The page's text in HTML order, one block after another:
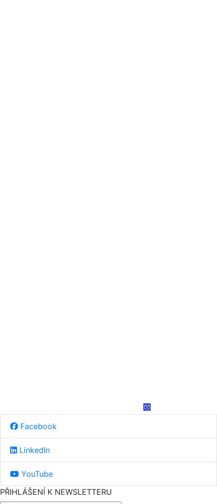
Facebook
LinkedIn
YouTube
PŘIHLÁŠENÍ K NEWSLETTERU